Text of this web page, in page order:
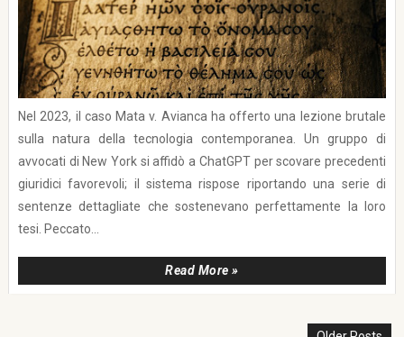
Nel 2023, il caso Mata v. Avianca ha offerto una lezione brutale
sulla natura della tecnologia contemporanea. Un gruppo di
avvocati di New York si affidò a ChatGPT per scovare precedenti
giuridici favorevoli; il sistema rispose riportando una serie di
sentenze dettagliate che sostenevano perfettamente la loro
tesi. Peccato...
Read More »